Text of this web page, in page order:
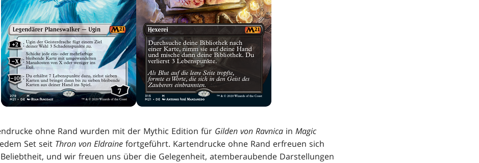
ohne Rand wurden mit der Mythic Edition für Gilden von Ravnica in Magic
Set seit Thron von Eldraine fortgeführt. Kartendrucke ohne Rand erfreuen sich
und wir freuen uns über die Gelegenheit, atemberaubende Darstellungen